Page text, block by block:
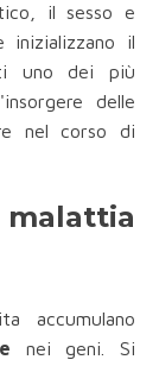
il sesso e
il
uno dei più
delle
nel corso di
malattia
accumulano
nei geni. Si